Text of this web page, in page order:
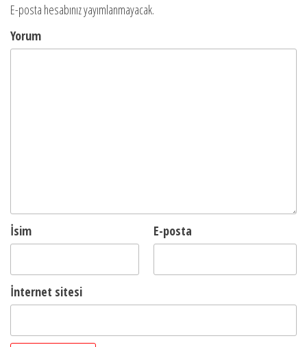
E-posta hesabınız yayımlanmayacak.
Yorum
İsim E-posta
İnternet sitesi